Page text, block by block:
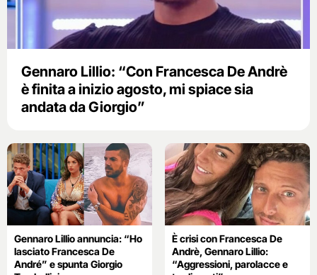
Gennaro Lillio: “Con Francesca De Andrè
è finita a inizio agosto, mi spiace sia
andata da Giorgio”
Gennaro Lillio annuncia: “Ho
lasciato Francesca De
André” e spunta Giorgio
È crisi con Francesca De
Andrè, Gennaro Lillio:
“Aggressioni, parolacce e